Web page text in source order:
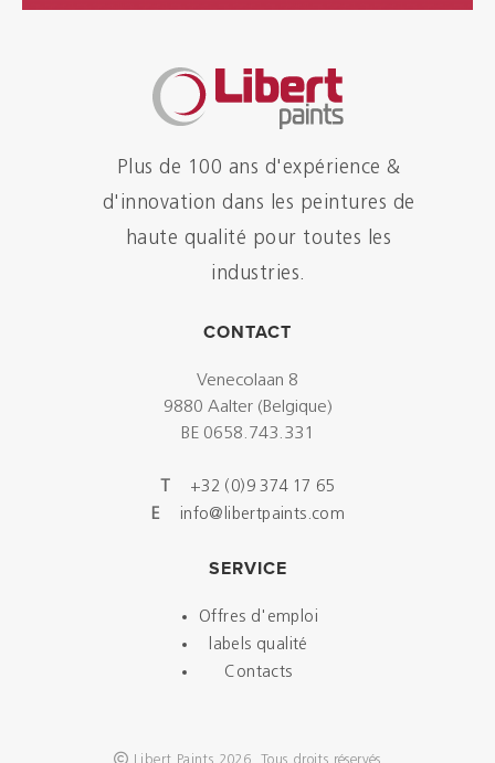
Plus de 100 ans d'expérience &
d'innovation dans les peintures de
haute qualité pour toutes les
industries.
CONTACT
Venecolaan 8
9880 Aalter (Belgique)
BE 0658.743.331
+32 (0)9 374 17 65
E info@libertpaints.com
SERVICE
Offres d'emploi
labels qualité
Contacts